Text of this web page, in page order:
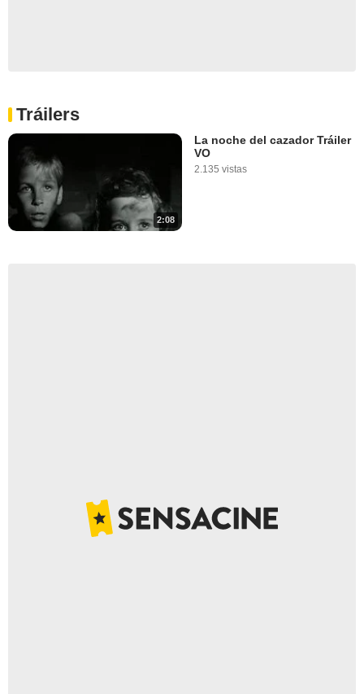
Tráilers
2:08
La noche del cazador Tráiler
VO
2.135 vistas